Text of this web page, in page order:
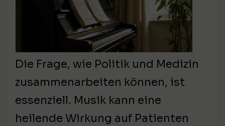
Die Frage, wie Politik und Medizin
zusammenarbeiten können, ist
essenziell. Musik kann eine
heilende Wirkung auf Patienten